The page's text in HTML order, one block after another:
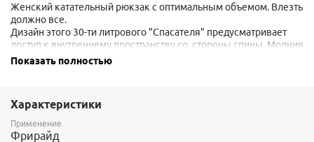
Женский катательный рюкзак с оптимальным объемом. Влезть
должно все.
Дизайн этого 30-ти литрового "Спасателя" предусматривает
доступ к внутреннему пространству со стороны спины. Молния
овальной формы обеспечивает максимально широкое
"овальной" молнией. Внутри этого отсека карманы для
удобства раскладки.
Еще одно традиционное верхнее отделение на молнии
Показать полностью
Характеристики
Применение
Фрирайд